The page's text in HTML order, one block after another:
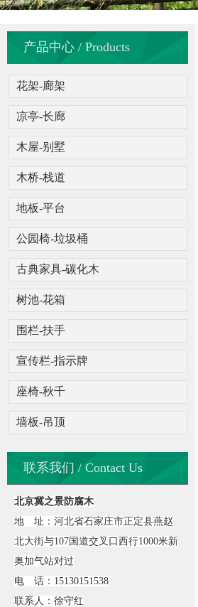
产品中心 / Products
花架-廊架
凉亭-长廊
木屋-别墅
木桥-栈道
地板-平台
公园椅-垃圾桶
古典家具-碳化木
树池-花箱
围栏-扶手
宣传栏-指示牌
座椅-秋千
墙板-吊顶
联系我们 / Contact Us
北京冀之景防腐木
地 址：河北省石家庄市正定县燕赵
北大街与107国道交叉口西行1000米新
奥加气站对过
电 话：15130151538
联系人：徐守红